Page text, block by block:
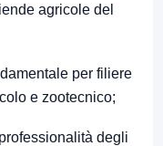
agricole del
per filiere
e zootecnico;
degli